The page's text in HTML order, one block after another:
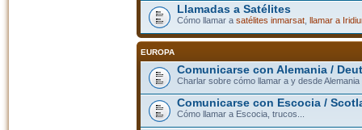
Llamadas a Satélites
Cómo llamar a satélites inmarsat, llamar a
EUROPA
Comunicarse con Alemania /
Charlar sobre cómo llamar a y desde Alemania
Comunicarse con Escocia /
Cómo llamar a Escocia, trucos...